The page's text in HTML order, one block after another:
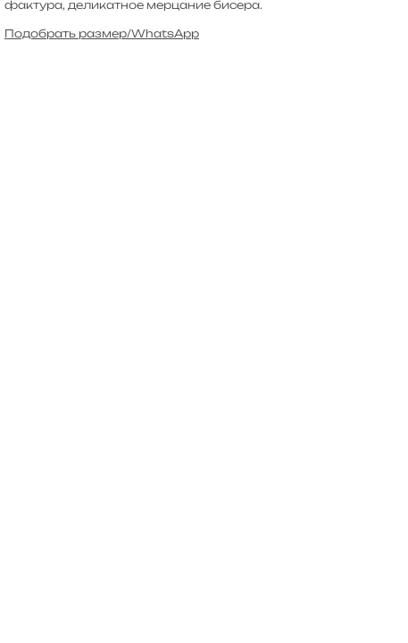
фактура, деликатное мерцание бисера.
Подобрать размер/WhatsApp